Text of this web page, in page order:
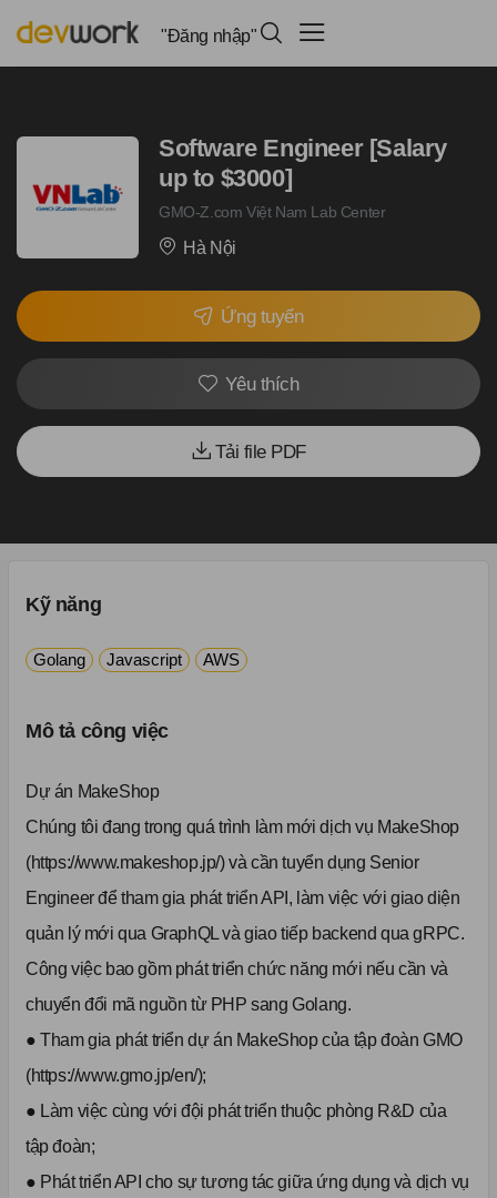
"Đăng nhập"
Software Engineer [Salary
up to $3000]
GMO-Z.com Việt Nam Lab Center
Hà Nội
Ứng tuyển
Yêu thích
Tải file PDF
Kỹ năng
Golang Javascript AWS
Mô tả công việc
Dự án MakeShop
Chúng tôi đang trong quá trình làm mới dịch vụ MakeShop
(https://www.makeshop.jp/) và cần tuyển dụng Senior
Engineer để tham gia phát triển API, làm việc với giao diện
quản lý mới qua GraphQL và giao tiếp backend qua gRPC.
Công việc bao gồm phát triển chức năng mới nếu cần và
chuyển đổi mã nguồn từ PHP sang Golang.
● Tham gia phát triển dự án MakeShop của tập đoàn GMO
(https://www.gmo.jp/en/);
● Làm việc cùng với đội phát triển thuộc phòng R&D của
tập đoàn;
● Phát triển API cho sự tương tác giữa ứng dụng và dịch vụ